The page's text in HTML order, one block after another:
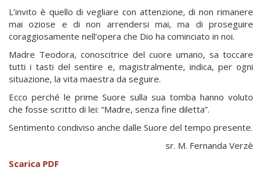
L’invito è quello di vegliare con attenzione, di non rimanere
mai oziose e di non arrendersi mai, ma di proseguire
coraggiosamente nell’opera che Dio ha cominciato in noi.
Madre Teodora, conoscitrice del cuore umano, sa toccare
tutti i tasti del sentire e, magistralmente, indica, per ogni
situazione, la vita maestra da seguire.
Ecco perché le prime Suore sulla sua tomba hanno voluto
che fosse scritto di lei: “Madre, senza fine diletta”.
Sentimento condiviso anche dalle Suore del tempo presente.
sr. M. Fernanda Verzè
Scarica PDF